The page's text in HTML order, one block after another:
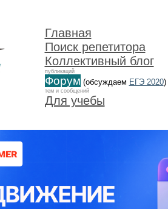
Главная
Поиск репетитора
Коллективный блог
публикаций
Форум (обсуждаем ЕГЭ 2020)
тем и сообщений
Для учебы